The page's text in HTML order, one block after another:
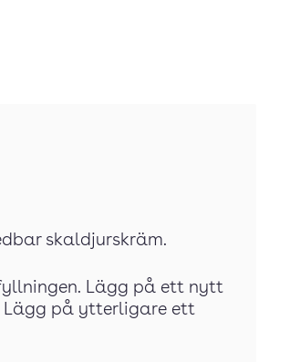
skaldjurskräm.
Lägg på ett nytt
Lägg på ytterligare ett